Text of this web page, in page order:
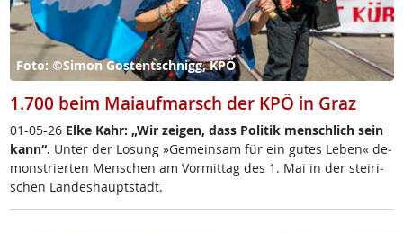
Foto: ©Simon Gostentschnigg, KPÖ
1.700 beim Maiaufmarsch der KPÖ in Graz
01-05-26 El­ke Kahr: „Wir zei­gen, dass Po­li­tik men­sch­lich sein
kan­n“. Un­ter der Lo­sung »Ge­mein­sam für ein gu­tes Le­ben« de­
mon­s­trier­ten Men­schen am Vor­mit­tag des 1. Mai in der stei­ri­
schen Lan­des­haupt­stadt.